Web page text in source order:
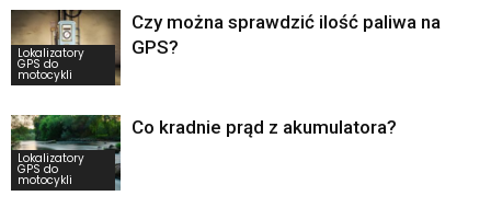
Lokalizatory
GPS do
motocykli
Czy można sprawdzić ilość paliwa na
GPS?
Lokalizatory
GPS do
motocykli
Co kradnie prąd z akumulatora?